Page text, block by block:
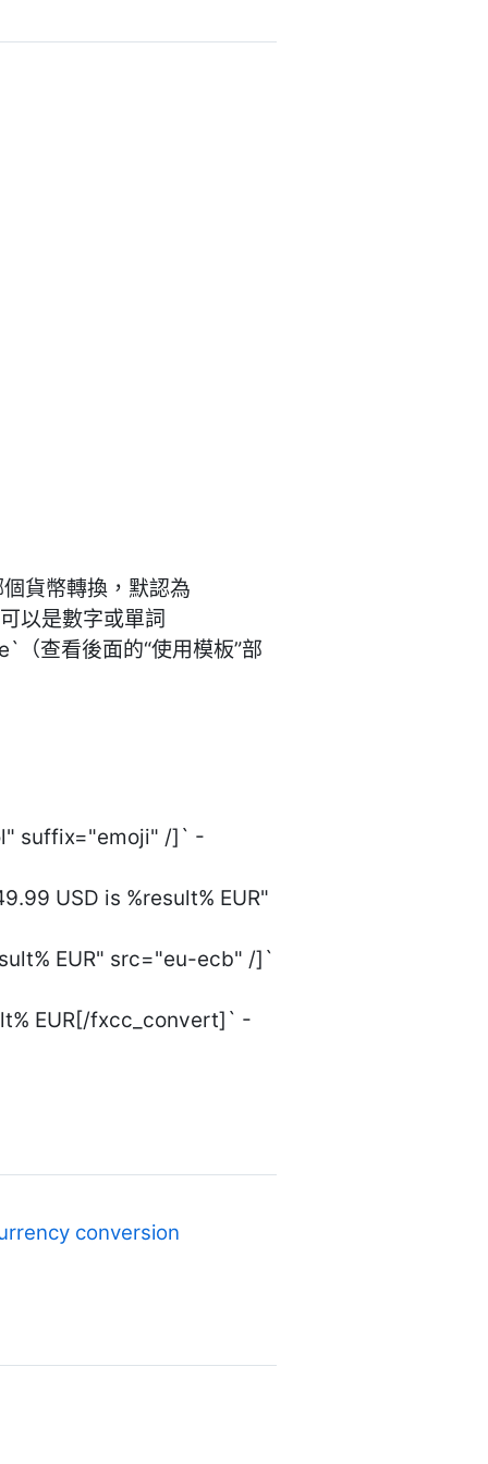
貨幣轉換，默認為
以是數字或單詞
查看後面的“使用模板”部
suffix="emoji" /]` -
USD is %result% EUR"
EUR" src="eu-ecb" /]`
EUR[/fxcc_convert]` -
conversion